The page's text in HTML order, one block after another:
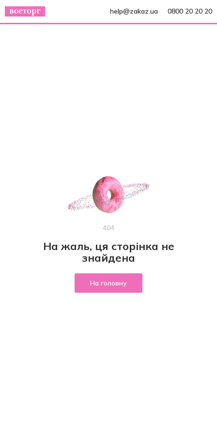
help@zakaz.ua 0800 20 20 20
404
На жаль, ця сторінка не
знайдена
На головну